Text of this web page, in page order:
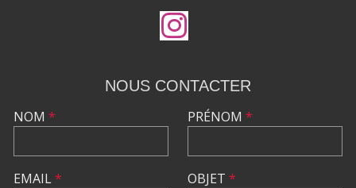
NOUS CONTACTER
NOM *
EMAIL*
PRÉNOM *
OBJET *